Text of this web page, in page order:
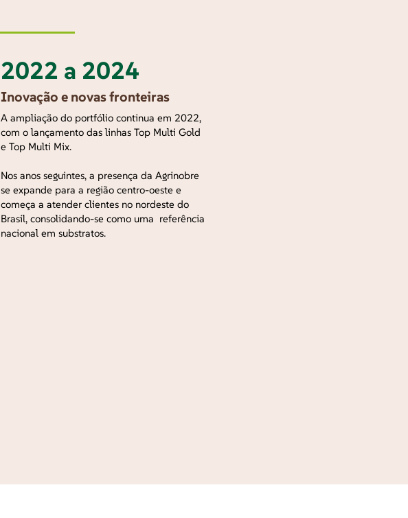
2022 a 2024
Inovação e novas fronteiras
A ampliação do portfólio continua em 2022,
com o lançamento das linhas Top Multi Gold
e Top Multi Mix.
Nos anos seguintes, a presença da Agrinobre
se expande para a região centro-oeste e
começa a atender clientes no nordeste do
Brasil, consolidando-se como uma referência
nacional em substratos.